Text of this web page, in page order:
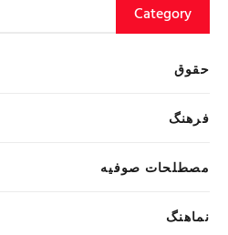
Category
حقوق
فرهنگ
مصطلحات صوفیه
نماهنگ